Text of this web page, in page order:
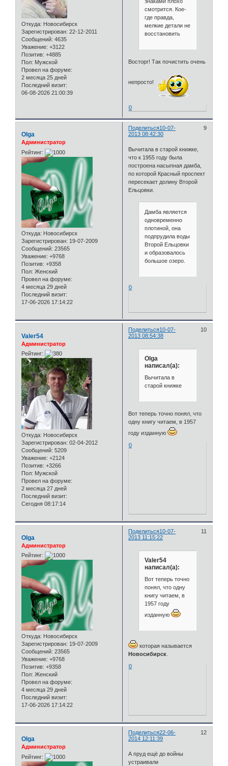
Откуда: Новосибирск
Зарегистрирован: 22-12-2011
Сообщений: 4635
Уважение: +3122
Позитив: +4885
Пол: Мужской
Провел на форуме:
2 месяца 25 дней
Последний визит:
06-08-2026 21:00:39
смотрится. Кое-
где правда,
мелкие детали не
восстановить
Восторг! Так почистить очень
непросто!
0
Поделиться 9
10-07-
2013 08:42:30
Olga
Администратор
Рейтинг:
Откуда: Новосибирск
Зарегистрирован: 19-07-2009
Сообщений: 23565
Уважение: +9768
Позитив: +9358
Пол: Женский
Провел на форуме:
4 месяца 29 дней
Последний визит:
17-06-2026 17:14:22
Вычитала в старой книжке,
что к 1955 году была
построена насыпная дамба,
по которой Красный проспект
пересекает долину Второй
Ельцовки.
Дамба является
одновременно
плотиной, она
подпрудила воды
Второй Ельцовки
и образовалось
большое озеро.
0
Поделиться 10
10-07-
2013 08:54:38
Valer54
Администратор
Рейтинг:
Откуда: Новосибирск
Зарегистрирован: 02-04-2012
Сообщений: 5209
Уважение: +2124
Позитив: +3266
Пол: Мужской
Провел на форуме:
2 месяца 27 дней
Последний визит:
Сегодня 08:17:14
Olga
написал(а):
Вычитала в
старой книжке
Вот теперь точно понял, что
одну книгу читаем, в 1957
году изданную
0
Поделиться 11
10-07-
2013 11:15:22
Olga
Администратор
Рейтинг:
Откуда: Новосибирск
Зарегистрирован: 19-07-2009
Сообщений: 23565
Уважение: +9768
Позитив: +9358
Пол: Женский
Провел на форуме:
4 месяца 29 дней
Последний визит:
17-06-2026 17:14:22
Valer54
написал(а):
Вот теперь точно
понял, что одну
книгу читаем, в
1957 году
изданную
которая называется
Новосибирск
0
Поделиться 12
22-06-
2014 12:11:39
Olga
Администратор
Рейтинг:
А пруд ещё до войны
устраивали